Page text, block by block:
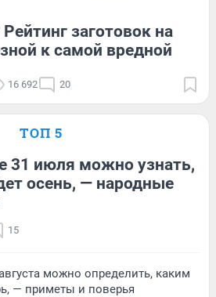
заготовок на
к самой вредной
16 692 20
ТОП 5
31 июля можно узнать,
осень, — народные
15
можно определить, каким
— приметы и поверья